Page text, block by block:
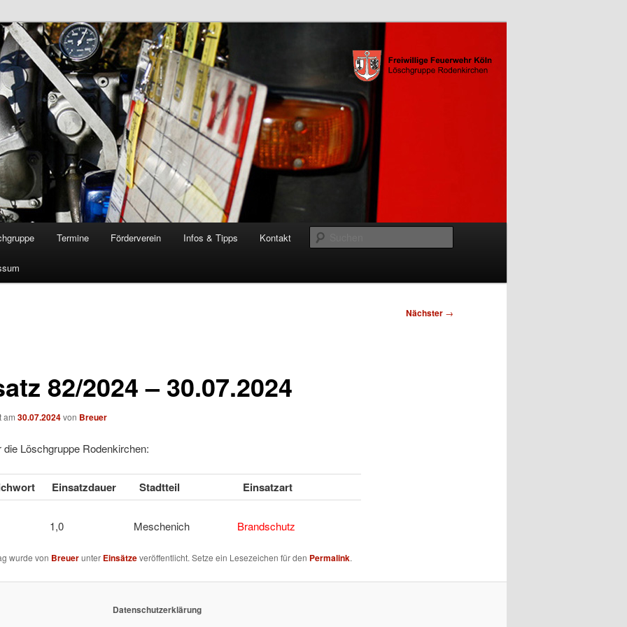
Rodenkirchen
Termine Förderverein Infos & Tipps Kontakt
Nächster →
82/2024 – 30.07.2024
am 30.07.2024von Breuer
die Löschgruppe Rodenkirchen:
Einsatzdauer Stadtteil Einsatzart
2Y 1,0 Meschenich Brandschutz
wurde von Breuerunter Einsätzeveröffentlicht. Setze ein Lesezeichen für den Permalink.
Datenschutzerklärung